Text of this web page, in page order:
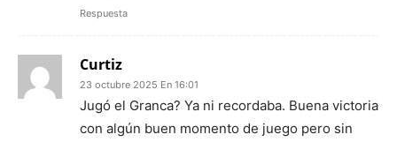
Respuesta
Curtiz
23 octubre 2025 En 16:01
Jugó el Granca? Ya ni recordaba. Buena victoria
con algún buen momento de juego pero sin